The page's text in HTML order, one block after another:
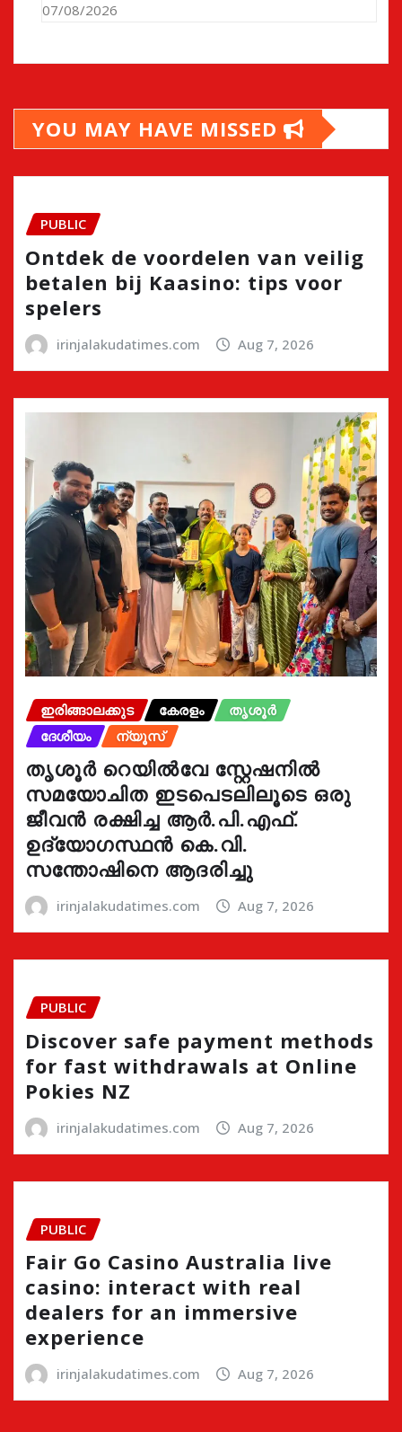
07/08/2026
YOU MAY HAVE MISSED
PUBLIC
Ontdek de voordelen van veilig
betalen bij Kaasino: tips voor
spelers
irinjalakudatimes.com Aug 7, 2026
ഇരിങ്ങാലക്കുട കേരളം
തൃശൂർ
ദേശീയം
ന്യൂസ്
തൃശൂർ റെയിൽവേ സ്റ്റേഷനിൽ
സമയോചിത ഇടപെടലിലൂടെ ഒരു
ജീവൻ രക്ഷിച്ച ആർ.പി.എഫ്.
ഉദ്യോഗസ്ഥൻ കെ.വി.
സന്തോഷിനെ ആദരിച്ചു
irinjalakudatimes.com Aug 7, 2026
PUBLIC
Discover safe payment methods
for fast withdrawals at Online
Pokies NZ
irinjalakudatimes.com Aug 7, 2026
PUBLIC
Fair Go Casino Australia live
casino: interact with real
dealers for an immersive
experience
irinjalakudatimes.com Aug 7, 2026